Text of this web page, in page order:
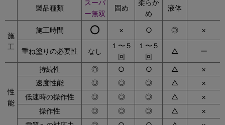
製品種類
スーパ
ー無双
固め
柔らか
め
液体
施
工
施工時間 ○ × ○ ◎ ×
重ね塗りの必要性 なし
１〜５
回
１〜５
回
△ ー
性
能
持続性 ◎ ○ ○ △
×
速度性能
◎ ◎ ◎ △
×
低速時の操作性
◎ ◎ ◎ △
×
操作性
◎ ◎ ◎ △
×